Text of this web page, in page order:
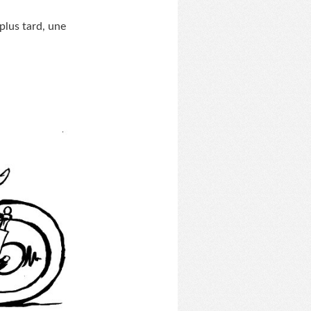
tard, une